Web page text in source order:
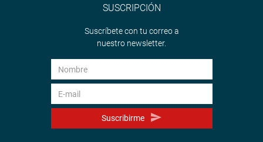
SUSCRIPCIÓN
Suscríbete con tu correo a
nuestro newsletter.
Suscribirme